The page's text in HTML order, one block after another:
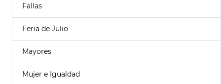
Fallas
Feria de Julio
Mayores
Mujer e Igualdad